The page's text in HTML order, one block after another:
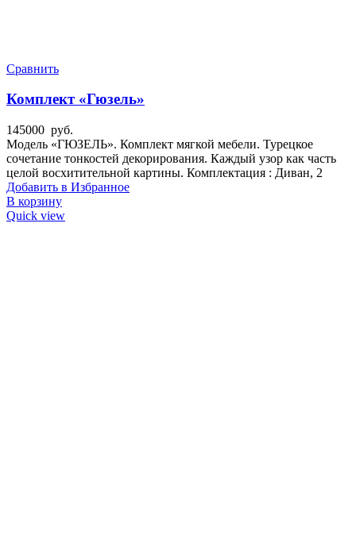
Сравнить
Комплект «Гюзель»
145000 руб.
Модель «ГЮЗЕЛЬ». Комплект мягкой мебели. Турецкое
сочетание тонкостей декорирования. Каждый узор как часть
целой восхитительной картины. Комплектация : Диван, 2
Добавить в Избранное
В корзину
Quick view